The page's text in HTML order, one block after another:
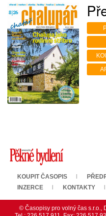
KOUPIT ČASOPIS
INZERCE
KONTAKTY
© Časopisy pro volný čas s.r.o.,